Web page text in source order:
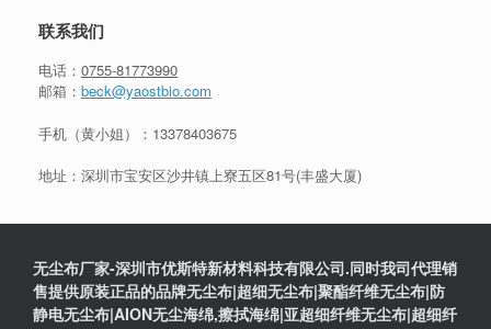
联系我们
电话： 0755-81773990
邮箱： beck@yaostbio.com
手机（黄小姐）： 13378403675
地址：深圳市宝安区沙井镇上寮五区81号(丰盛大厦)
无尘布厂家-深圳市优斯特新材料科技有限公司.同时我司代理销
售提供原装正品的品牌无尘布|超细无尘布|聚酯纤维无尘布|防
静电无尘布|AION无尘海绵,擦拭海绵|亚超细纤维无尘布|超细纤